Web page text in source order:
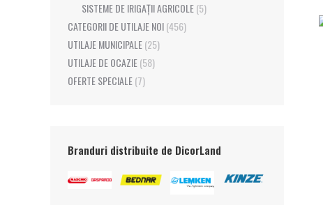
SISTEME DE IRIGAȚII AGRICOLE(5)
CATEGORII DE UTILAJE NOI(456)
UTILAJE MUNICIPALE(25)
UTILAJE DE OCAZIE(58)
OFERTE SPECIALE(7)
Branduri distribuite de DicorLand